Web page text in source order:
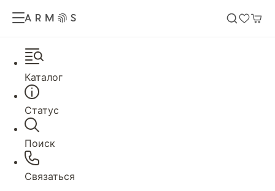
Каталог
Статус
Поиск
Связаться